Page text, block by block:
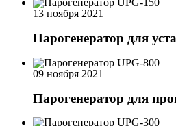
13 ноября 2021
Парогенератор для
09 ноября 2021
Парогенератор для